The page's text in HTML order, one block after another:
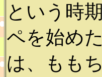
という時
ペを始め
は、もも